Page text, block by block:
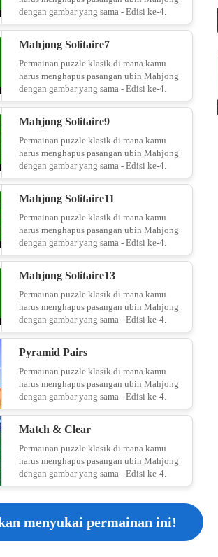
dengan gambar yang sama - Edisi ke-4.
Mahjong Solitaire7
Permainan puzzle klasik di mana kamu
harus menghapus pasangan ubin Mahjong
dengan gambar yang sama - Edisi ke-4.
Mahjong Solitaire9
Permainan puzzle klasik di mana kamu
harus menghapus pasangan ubin Mahjong
dengan gambar yang sama - Edisi ke-4.
Mahjong Solitaire11
Permainan puzzle klasik di mana kamu
harus menghapus pasangan ubin Mahjong
dengan gambar yang sama - Edisi ke-4.
Mahjong Solitaire13
Permainan puzzle klasik di mana kamu
harus menghapus pasangan ubin Mahjong
dengan gambar yang sama - Edisi ke-4.
Pyramid Pairs
Permainan puzzle klasik di mana kamu
harus menghapus pasangan ubin Mahjong
dengan gambar yang sama - Edisi ke-4.
Match & Clear
Permainan puzzle klasik di mana kamu
harus menghapus pasangan ubin Mahjong
dengan gambar yang sama - Edisi ke-4.
menyukai permainan ini!